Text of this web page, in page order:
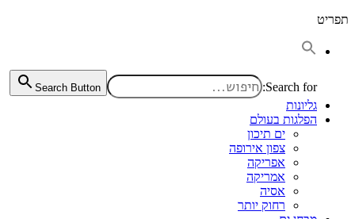
תפריט
Search for:
Search Button
גליונות
הפלגות בעולם
ים תיכון
צפון אירופה
אפריקה
אמריקה
אסיה
רחוק יותר